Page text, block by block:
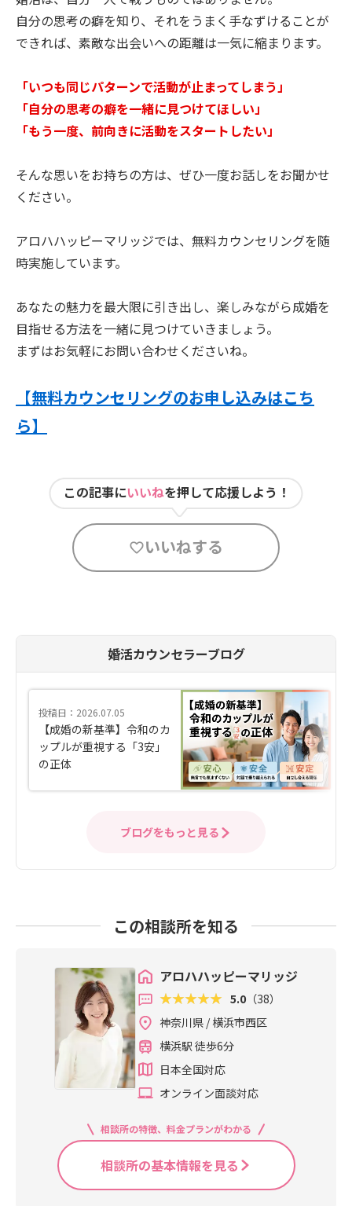
自分の思考の癖を知り、それをうまく手なずけることが
できれば、素敵な出会いへの距離は一気に縮まります。
「いつも同じパターンで活動が止まってしまう」
「自分の思考の癖を一緒に見つけてほしい」
「もう一度、前向きに活動をスタートしたい」
そんな思いをお持ちの方は、ぜひ一度お話しをお聞かせ
ください。
アロハハッピーマリッジでは、無料カウンセリングを随
時実施しています。
あなたの魅力を最大限に引き出し、楽しみながら成婚を
目指せる方法を一緒に見つけていきましょう。
まずはお気軽にお問い合わせくださいね。
【無料カウンセリングのお申し込みはこち
ら】
この記事にいいねを押して応援しよう！
いいねする
婚活カウンセラーブログ
投稿日：2026.07.05
【成婚の新基準】令和のカ
ップルが重視する「3安」
の正体
ブログをもっと見る
この相談所を知る
アロハハッピーマリッジ
5.0 （38）
神奈川県 / 横浜市西区
横浜駅 徒歩6分
日本全国対応
オンライン面談対応
相談所の特徴、料金プランがわかる
相談所の基本情報を見る